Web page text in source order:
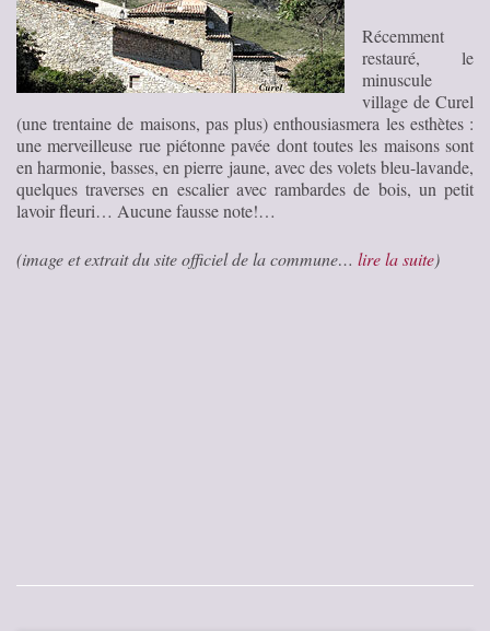
Récemment
restauré, le
minuscule
village de Curel
(une trentaine de maisons, pas plus) enthousiasmera les esthètes :
une merveilleuse rue piétonne pavée dont toutes les maisons sont
en harmonie, basses, en pierre jaune, avec des volets bleu-lavande,
quelques traverses en escalier avec rambardes de bois, un petit
lavoir fleuri… Aucune fausse note!…
(image et extrait du site officiel de la commune… lire la suite)